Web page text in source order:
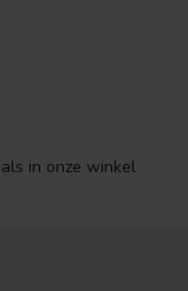
in onze winkel